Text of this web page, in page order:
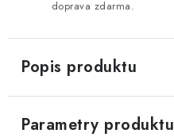
doprava zdarma.
Popis produktu
Parametry produktu